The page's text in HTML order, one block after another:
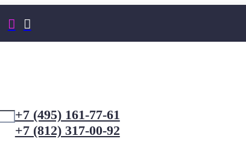
 
+7 (495) 161-77-61
+7 (812) 317-00-92